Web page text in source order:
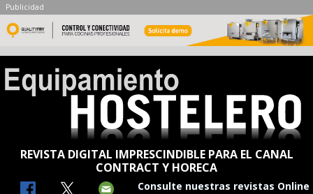
Publicidad
REVISTA DIGITAL IMPRESCINDIBLE PARA EL CANAL
CONTRACT Y HORECA
Consulte nuestras revistas Online